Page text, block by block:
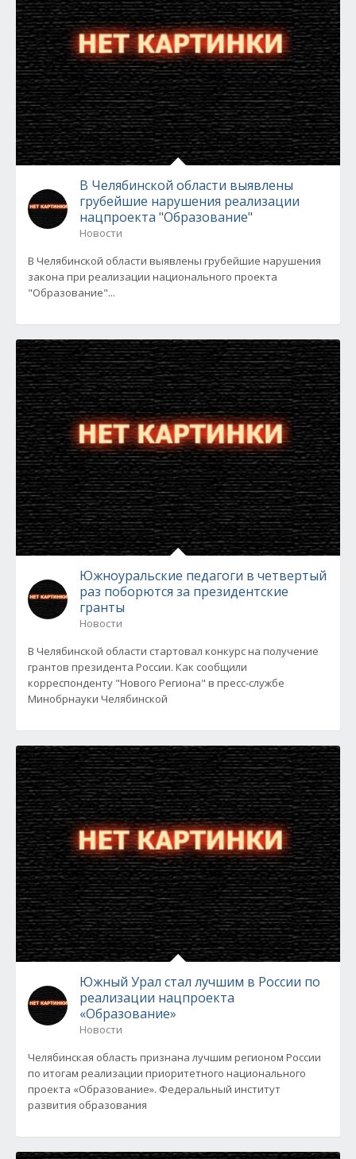
В Челябинской области выявлены
грубейшие нарушения реализации
нацпроекта "Образование"
Новости
В Челябинской области выявлены грубейшие нарушения
закона при реализации национального проекта
"Образование"...
Южноуральские педагоги в четвертый
раз поборются за президентские
гранты
Новости
В Челябинской области стартовал конкурс на получение
грантов президента России. Как сообщили
корреспонденту "Нового Региона" в пресс-службе
Минобрнауки Челябинской
Южный Урал стал лучшим в России по
реализации нацпроекта
«Образование»
Новости
Челябинская область признана лучшим регионом России
по итогам реализации приоритетного национального
проекта «Образование». Федеральный институт
развития образования